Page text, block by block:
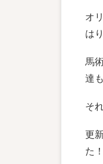
オ
は
馬
達
そ
更
た